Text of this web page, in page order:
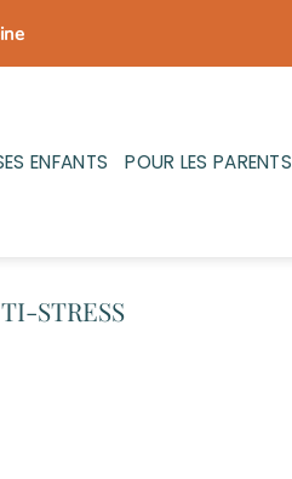
ENFANTS POUR LES PARENTS
STRESS